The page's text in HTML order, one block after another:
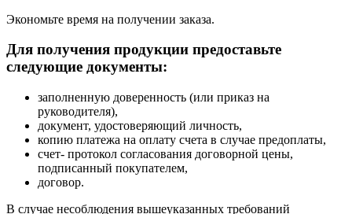
Экономьте время на получении заказа.
Для получения продукции предоставьте
следующие документы:
заполненную доверенность (или приказ на
руководителя),
документ, удостоверяющий личность,
копию платежа на оплату счета в случае предоплаты,
счет- протокол согласования договорной цены,
подписанный покупателем,
договор.
В случае несоблюдения вышеуказанных требований